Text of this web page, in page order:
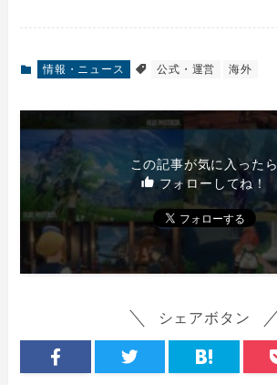
情報・ニュース 公式・運営 海外
この記事が気に入ったら
フォローしてね！
シェアボタン